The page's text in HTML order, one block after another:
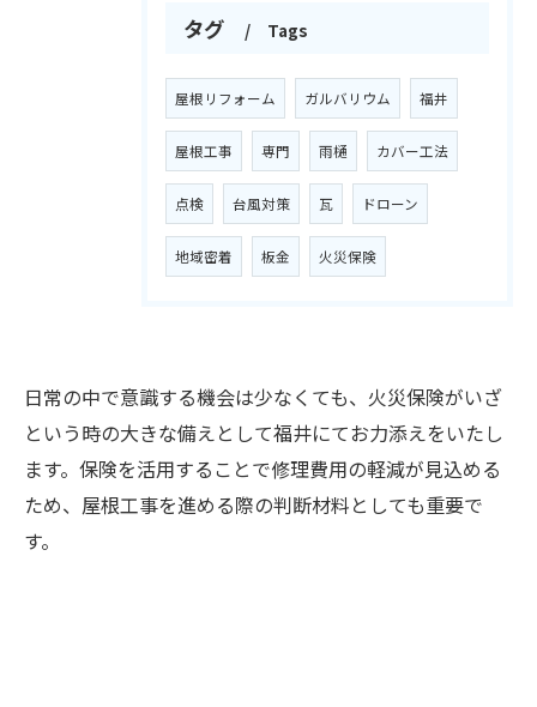
タグ Tags
屋根リフォーム ガルバリウム 福井
屋根工事 専門 雨樋 カバー工法
点検 台風対策 瓦 ドローン
地域密着 板金 火災保険
日常の中で意識する機会は少なくても、火災保険がいざ
という時の大きな備えとして福井にてお力添えをいたし
ます。保険を活用することで修理費用の軽減が見込める
ため、屋根工事を進める際の判断材料としても重要で
す。